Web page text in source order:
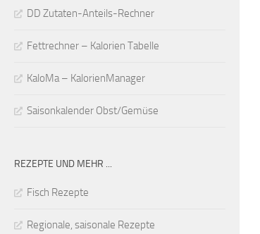
DD Zutaten-Anteils-Rechner
Fettrechner – Kalorien Tabelle
KaloMa – KalorienManager
Saisonkalender Obst/Gemüse
REZEPTE UND MEHR ...
Fisch Rezepte
Regionale, saisonale Rezepte